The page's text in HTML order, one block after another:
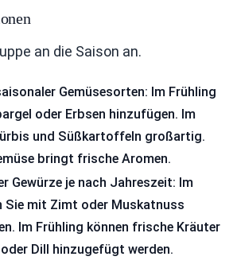
an die Saison an.
Gemüsesorten: Im Frühling
oder Erbsen hinzufügen. Im
und Süßkartoffeln großartig.
bringt frische Aromen.
Gewürze je nach Jahreszeit: Im
Sie mit Zimt oder Muskatnuss
Im Frühling können frische Kräuter
Dill hinzugefügt werden.